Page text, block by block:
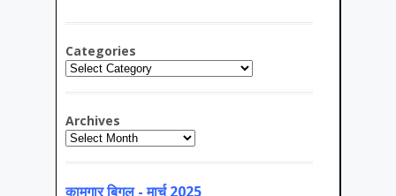
Categories
Categories
Archives
Archives
कामगार बिगुल - मार्च 2025